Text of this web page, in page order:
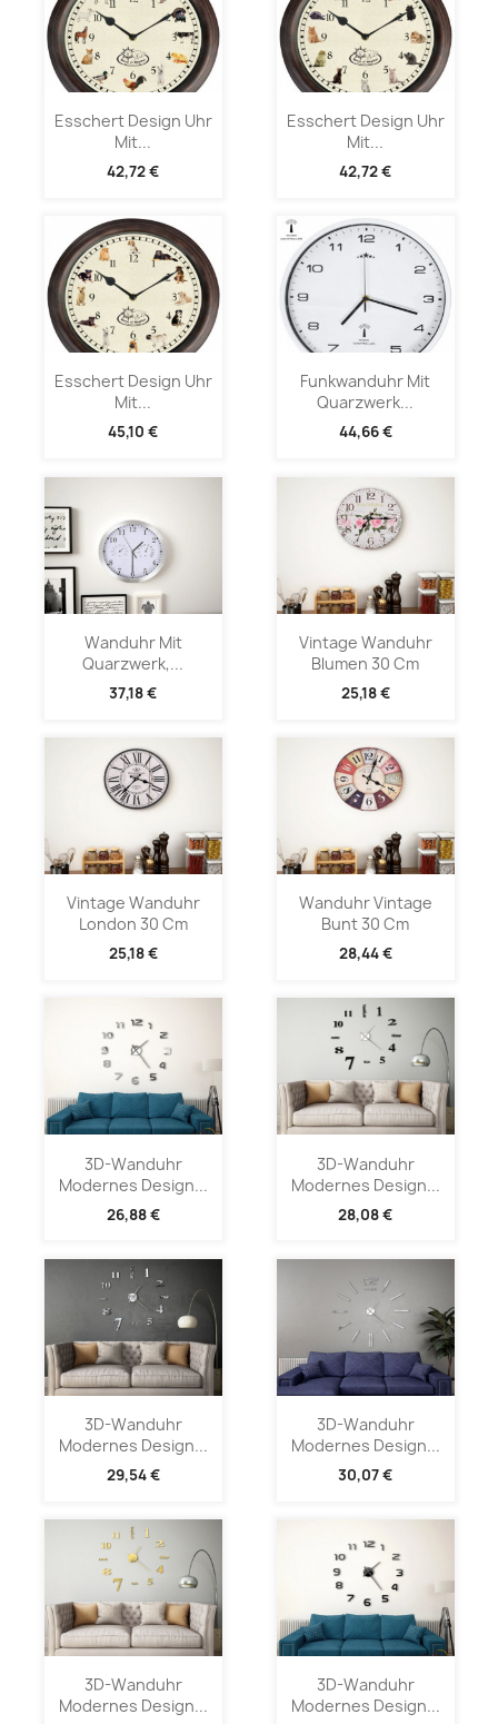
Esschert Design Uhr
Mit...
42,72 €
Esschert Design Uhr
Mit...
42,72 €
Esschert Design Uhr
Mit...
45,10 €
Funkwanduhr Mit
Quarzwerk...
44,66 €
Wanduhr Mit
Quarzwerk,...
37,18 €
Vintage Wanduhr
Blumen 30 Cm
25,18 €
Vintage Wanduhr
London 30 Cm
25,18 €
Wanduhr Vintage
Bunt 30 Cm
28,44 €
3D-Wanduhr
Modernes Design...
26,88 €
3D-Wanduhr
Modernes Design...
28,08 €
3D-Wanduhr
Modernes Design...
29,54 €
3D-Wanduhr
Modernes Design...
30,07 €
3D-Wanduhr
Modernes Design...
3D-Wanduhr
Modernes Design...